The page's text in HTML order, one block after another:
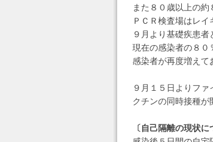
また８０歳以上の約
ＰＣＲ検査場はレ
９月より基礎疾患者
現在の感染者の８０
感染者が再度増えて
９月１５日よりフ
クチンの同時接種が
〔自己隔離の現状に